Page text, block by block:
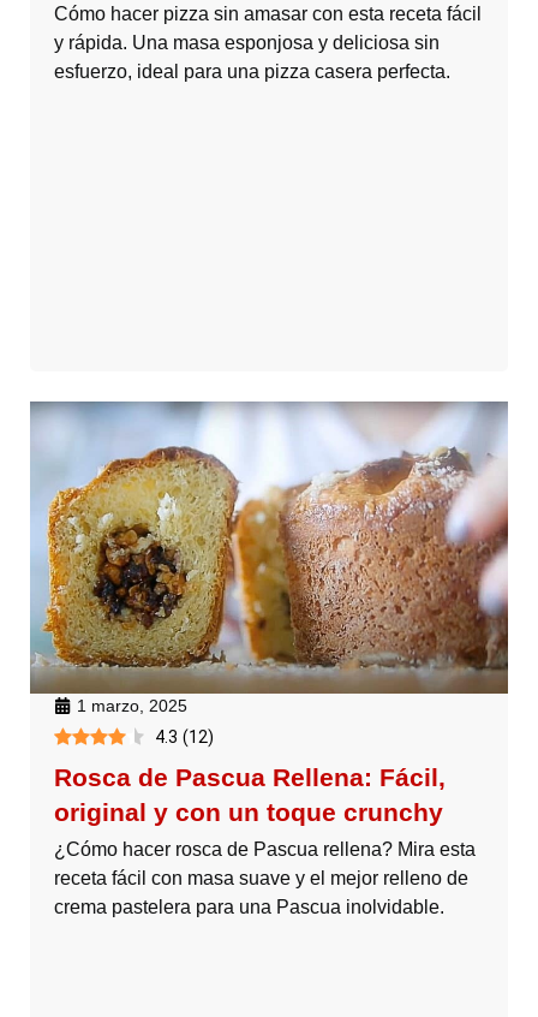
Cómo hacer pizza sin amasar con esta receta fácil
y rápida. Una masa esponjosa y deliciosa sin
esfuerzo, ideal para una pizza casera perfecta.
1 marzo, 2025
4.3 (12)
Rosca de Pascua Rellena: Fácil,
original y con un toque crunchy
¿Cómo hacer rosca de Pascua rellena? Mira esta
receta fácil con masa suave y el mejor relleno de
crema pastelera para una Pascua inolvidable.